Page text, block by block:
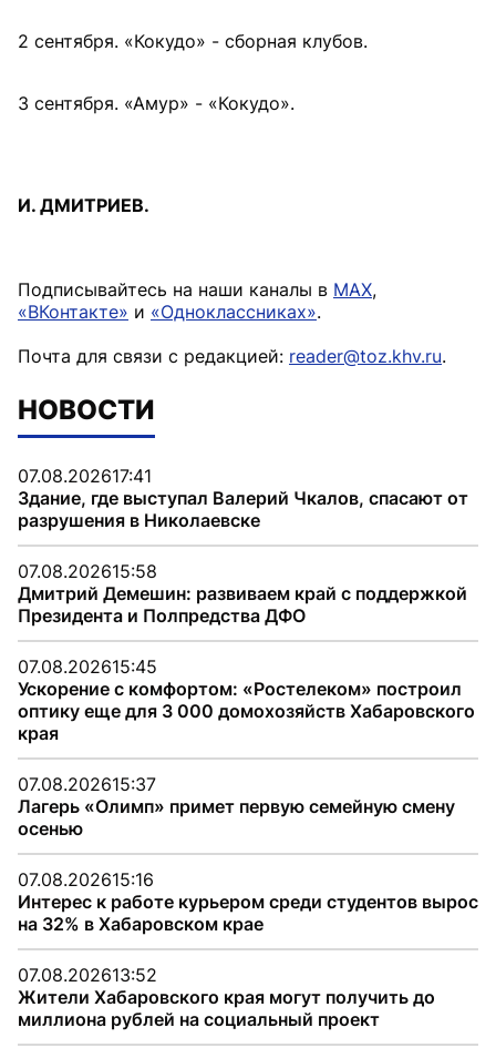
2 сентября. «Кокудо» - сборная клубов.
3 сентября. «Амур» - «Кокудо».
И. ДМИТРИЕВ.
Подписывайтесь на наши каналы в MAX,
«ВКонтакте» и «Одноклассниках».
Почта для связи с редакцией: reader@toz.khv.ru.
НОВОСТИ
07.08.202617:41
Здание, где выступал Валерий Чкалов, спасают от
разрушения в Николаевске
07.08.202615:58
Дмитрий Демешин: развиваем край с поддержкой
Президента и Полпредства ДФО
07.08.202615:45
Ускорение с комфортом: «Ростелеком» построил
оптику еще для 3 000 домохозяйств Хабаровского
края
07.08.202615:37
Лагерь «Олимп» примет первую семейную смену
осенью
07.08.202615:16
Интерес к работе курьером среди студентов вырос
на 32% в Хабаровском крае
07.08.202613:52
Жители Хабаровского края могут получить до
миллиона рублей на социальный проект